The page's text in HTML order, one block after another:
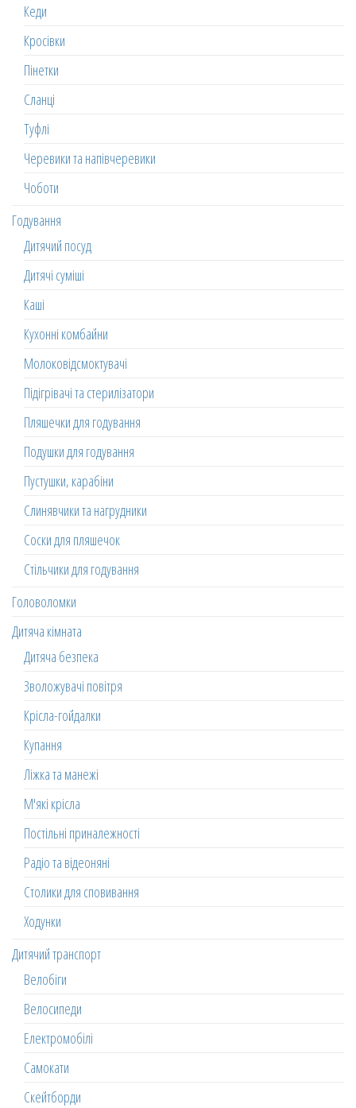
Кеди
Кросівки
Пінетки
Сланці
Туфлі
Черевики та напівчеревики
Чоботи
Годування
Дитячий посуд
Дитячі суміші
Каші
Кухонні комбайни
Молоковідсмоктувачі
Підігрівачі та стерилізатори
Пляшечки для годування
Подушки для годування
Пустушки, карабіни
Слинявчики та нагрудники
Соски для пляшечок
Стільчики для годування
Головоломки
Дитяча кімната
Дитяча безпека
Зволожувачі повітря
Крісла-гойдалки
Купання
Ліжка та манежі
М'які крісла
Постільні приналежності
Радіо та відеоняні
Столики для сповивання
Ходунки
Дитячий транспорт
Велобіги
Велосипеди
Електромобілі
Самокати
Скейтборди